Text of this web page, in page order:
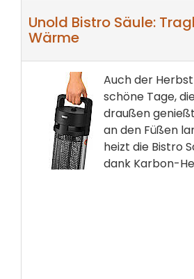
Unold Bistro Säule:
Wärme
Auch der
schöne Tage,
draußen
an den Füßen
heizt die Bistro
dank Karbon-